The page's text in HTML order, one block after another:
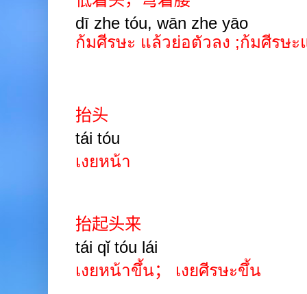
dī zhe tóu, wān zhe yāo
ก้มศีรษะ แล้วย่อตัวลง ;ก้มศีรษะ
抬头
tái tóu
เงยหน้า
抬起头来
tái qǐ tóu lái
เงยหน้าขึ้น； เงยศีรษะขึ้น